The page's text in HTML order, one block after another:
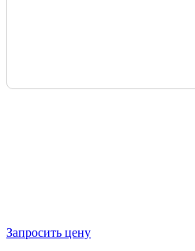
Запросить цену